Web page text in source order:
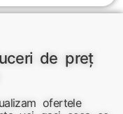
de preț
ofertele